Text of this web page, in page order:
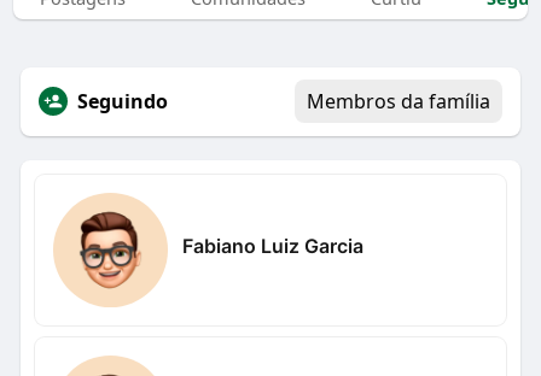
Seguindo Membros da família
Fabiano Luiz Garcia